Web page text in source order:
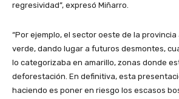
regresividad”, expresó Miñarro.
“Por ejemplo, el sector oeste de la
verde, dando lugar a futuros desmontes,
lo categorizaba en amarillo, zonas donde
deforestación. En definitiva, esta
haciendo es poner en riesgo los escasos